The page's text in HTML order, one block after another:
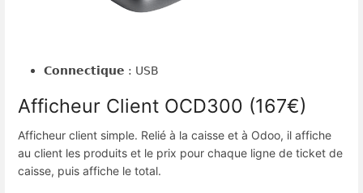
Connectique : USB
Afficheur Client OCD300 (167€)
Afficheur client simple. Relié à la caisse et à Odoo, il affiche
au client les produits et le prix pour chaque ligne de ticket de
caisse, puis affiche le total.